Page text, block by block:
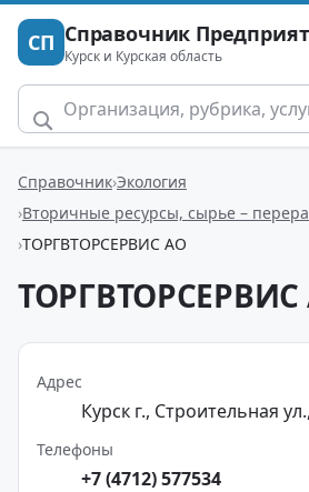
СП Справочник
Курск и Курская область
Справочник Экология
Вторичные ресурсы, сырье –
ТОРГВТОРСЕРВИС АО
Адрес
Курск г., Строительная
Телефоны
+7 (4712) 577534